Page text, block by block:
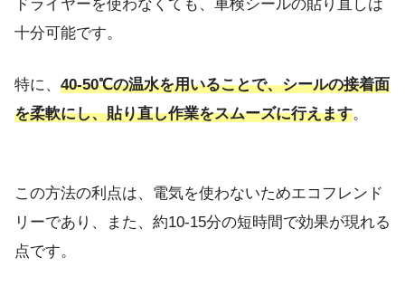
ドライヤーを使わなくても、車検シールの貼り直しは
十分可能です。
特に、 40-50℃の温水を用いることで、シールの接着面
を柔軟にし、貼り直し作業をスムーズに行えます。
この方法の利点は、電気を使わないためエコフレンド
リーであり、また、約10-15分の短時間で効果が現れる
点です。